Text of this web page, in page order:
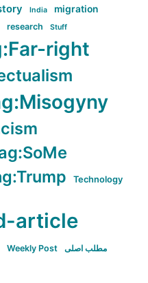
India migration
research Stuff
right
Technology
article
Weekly Post مطلب اصلی